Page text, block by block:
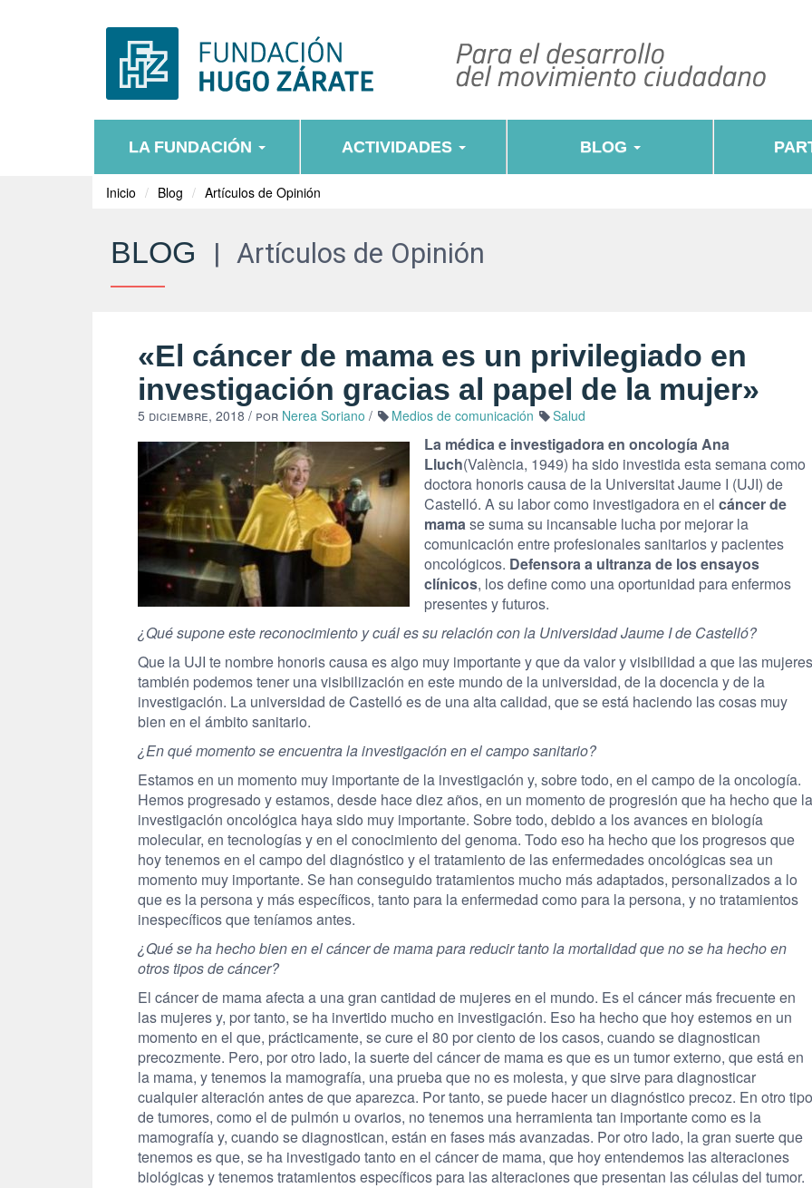
LA FUNDACIÓN ACTIVIDADES BLOG
Inicio Blog Artículos de Opinión
BLOG | Artículos de Opinión
«El cáncer de mama es un privilegiado en
investigación gracias al papel de la mujer»
5 diciembre, 2018 / por Nerea Soriano / Medios de comunicación Salud
La médica e investigadora en oncología Ana
Lluch(València, 1949) ha sido investida esta semana como
doctora honoris causa de la Universitat Jaume I (UJI) de
Castelló. A su labor como investigadora en el cáncer de
mamase suma su incansable lucha por mejorar la
comunicación entre profesionales sanitarios y pacientes
oncológicos. Defensora a ultranza de los ensayos
clínicos, los define como una oportunidad para enfermos
presentes y futuros.
¿Qué supone este reconocimiento y cuál es su relación con la Universidad Jaume I de Castelló?
Que la UJI te nombre honoris causa es algo muy importante y que da valor y visibilidad a que las mujeres
también podemos tener una visibilización en este mundo de la universidad, de la docencia y de la
investigación. La universidad de Castelló es de una alta calidad, que se está haciendo las cosas muy
bien en el ámbito sanitario.
¿En qué momento se encuentra la investigación en el campo sanitario?
Estamos en un momento muy importante de la investigación y, sobre todo, en el campo de la oncología.
Hemos progresado y estamos, desde hace diez años, en un momento de progresión que ha hecho que la
investigación oncológica haya sido muy importante. Sobre todo, debido a los avances en biología
molecular, en tecnologías y en el conocimiento del genoma. Todo eso ha hecho que los progresos que
hoy tenemos en el campo del diagnóstico y el tratamiento de las enfermedades oncológicas sea un
momento muy importante. Se han conseguido tratamientos mucho más adaptados, personalizados a lo
que es la persona y más específicos, tanto para la enfermedad como para la persona, y no tratamientos
inespecíficos que teníamos antes.
¿Qué se ha hecho bien en el cáncer de mama para reducir tanto la mortalidad que no se ha hecho en
otros tipos de cáncer?
El cáncer de mama afecta a una gran cantidad de mujeres en el mundo. Es el cáncer más frecuente en
las mujeres y, por tanto, se ha invertido mucho en investigación. Eso ha hecho que hoy estemos en un
momento en el que, prácticamente, se cure el 80 por ciento de los casos, cuando se diagnostican
precozmente. Pero, por otro lado, la suerte del cáncer de mama es que es un tumor externo, que está en
la mama, y tenemos la mamografía, una prueba que no es molesta, y que sirve para diagnosticar
cualquier alteración antes de que aparezca. Por tanto, se puede hacer un diagnóstico precoz. En otro tipo
de tumores, como el de pulmón u ovarios, no tenemos una herramienta tan importante como es la
mamografía y, cuando se diagnostican, están en fases más avanzadas. Por otro lado, la gran suerte que
tenemos es que, se ha investigado tanto en el cáncer de mama, que hoy entendemos las alteraciones
biológicas y tenemos tratamientos específicos para las alteraciones que presentan las células del tumor.